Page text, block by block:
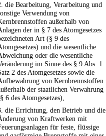
die Bearbeitung, Verarbeitung und
Verwendung von
außerhalb von
der in § 7 des Atomgesetzes
Art (§ 9 des
und die wesentliche
oder die wesentliche
im Sinne des § 9 Abs. 1
2 des Atomgesetzes sowie die
von Kernbrennstoffen
der staatlichen Verwahrung
6 des Atomgesetzes),
die Errichtung, den Betrieb und die
von Kraftwerken mit
für feste, flüssige